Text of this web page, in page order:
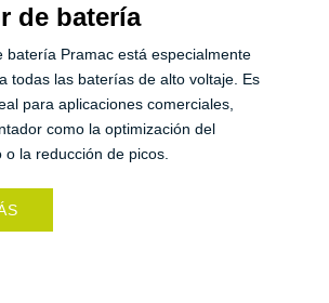
de batería
batería Pramac está especialmente
todas las baterías de alto voltaje. Es
para aplicaciones comerciales,
como la optimización del
la reducción de picos.